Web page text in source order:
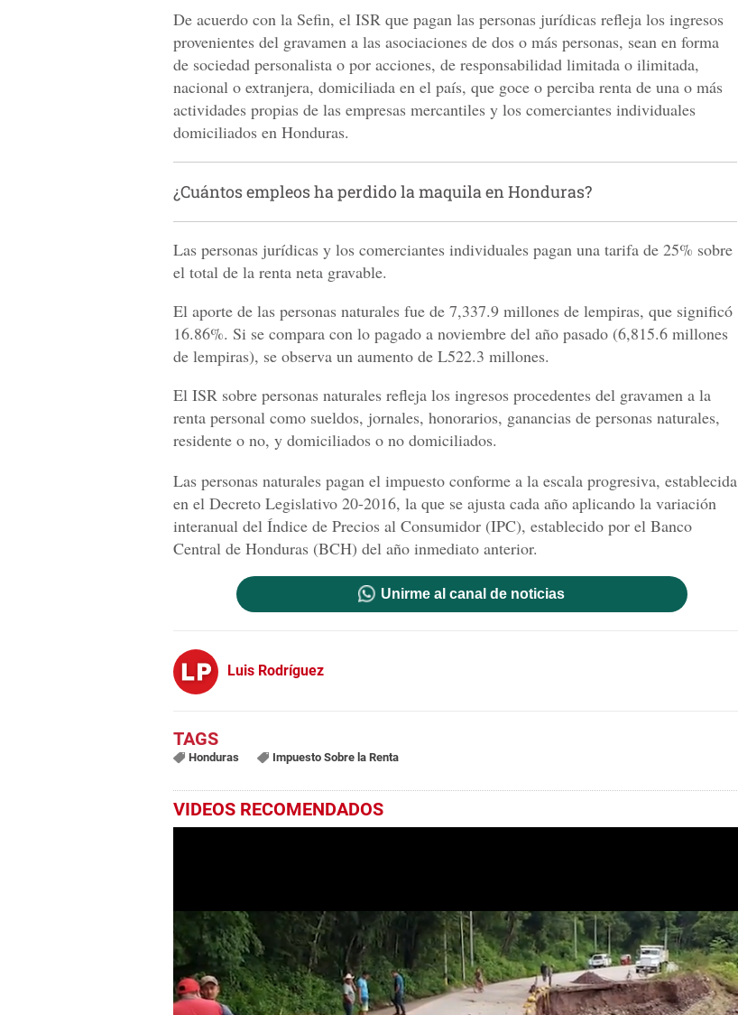
De acuerdo con la Sefin, el ISR que pagan las personas jurídicas refleja los ingresos
provenientes del gravamen a las asociaciones de dos o más personas, sean en forma
de sociedad personalista o por acciones, de responsabilidad limitada o ilimitada,
nacional o extranjera, domiciliada en el país, que goce o perciba renta de una o más
actividades propias de las empresas mercantiles y los comerciantes individuales
domiciliados en Honduras.
¿Cuántos empleos ha perdido la maquila en Honduras?
Las personas jurídicas y los comerciantes individuales pagan una tarifa de 25% sobre
el total de la renta neta gravable.
El aporte de las personas naturales fue de 7,337.9 millones de lempiras, que significó
16.86%. Si se compara con lo pagado a noviembre del año pasado (6,815.6 millones
de lempiras), se observa un aumento de L522.3 millones.
El ISR sobre personas naturales refleja los ingresos procedentes del gravamen a la
renta personal como sueldos, jornales, honorarios, ganancias de personas naturales,
residente o no, y domiciliados o no domiciliados.
Las personas naturales pagan el impuesto conforme a la escala progresiva, establecida
en el Decreto Legislativo 20-2016, la que se ajusta cada año aplicando la variación
interanual del Índice de Precios al Consumidor (IPC), establecido por el Banco
Central de Honduras (BCH) del año inmediato anterior.
Unirme al canal de noticias
Luis Rodríguez
Honduras Impuesto Sobre la Renta
VIDEOS RECOMENDADOS